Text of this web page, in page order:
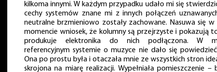
kilkoma innymi. W każdym przypadku udało mi się
cechy systemów znane mi z innych połączeń
neutralne brzmieniowo zostały zachowane. Nasuwa się
momencie wniosek, że kolumny są przejrzyste i pokazują
produkuje elektronika do nich podłączona. W
referencyjnym systemie o muzyce nie dało się
Ona po prostu była i otaczała mnie ze wszystkich stron
skrojona na miarę realizacji. Wypełniała pomieszczenie –